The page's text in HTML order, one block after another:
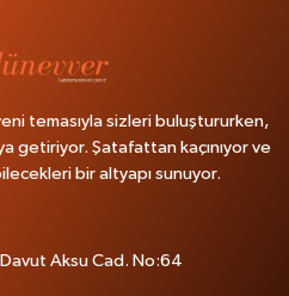
temasıyla sizleri buluştururken,
getiriyor. Şatafattan kaçınıyor ve
bir altyapı sunuyor.
Aksu Cad. No:64